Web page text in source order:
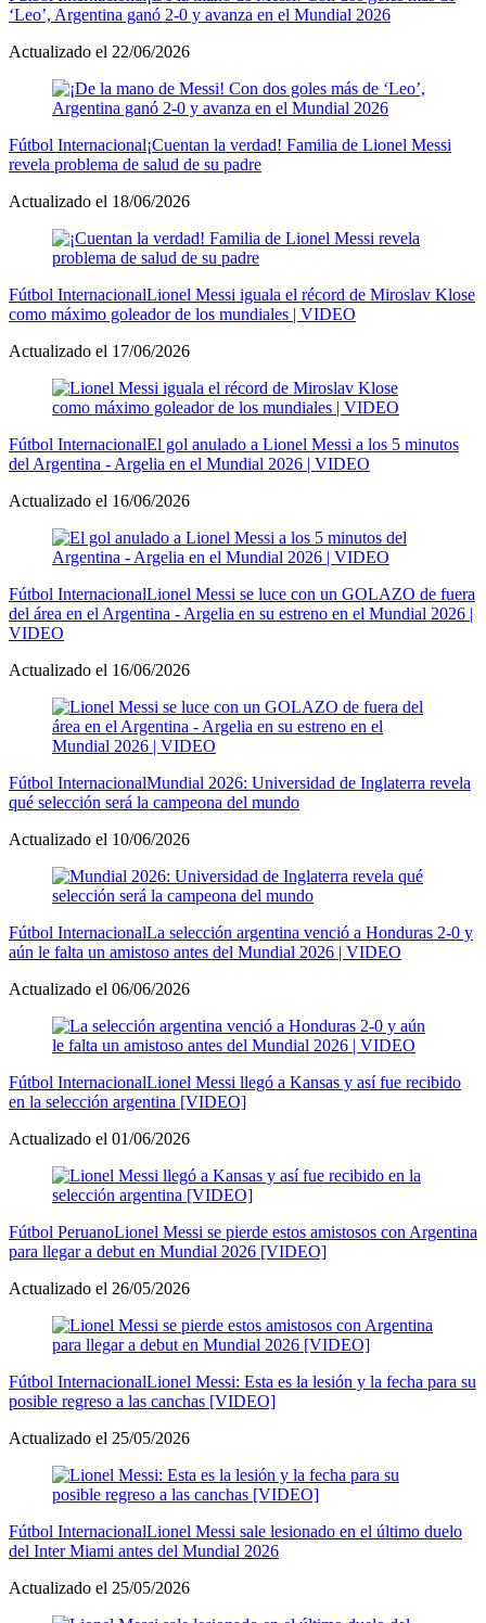
‘Leo’, Argentina ganó 2-0 y avanza en el Mundial 2026
Actualizado el 22/06/2026
Fútbol Internacional¡Cuentan la verdad! Familia de Lionel Messi
revela problema de salud de su padre
Actualizado el 18/06/2026
Fútbol InternacionalLionel Messi iguala el récord de Miroslav Klose
como máximo goleador de los mundiales | VIDEO
Actualizado el 17/06/2026
Fútbol InternacionalEl gol anulado a Lionel Messi a los 5 minutos
del Argentina - Argelia en el Mundial 2026 | VIDEO
Actualizado el 16/06/2026
Fútbol InternacionalLionel Messi se luce con un GOLAZO de fuera
del área en el Argentina - Argelia en su estreno en el Mundial 2026 |
VIDEO
Actualizado el 16/06/2026
Fútbol InternacionalMundial 2026: Universidad de Inglaterra revela
qué selección será la campeona del mundo
Actualizado el 10/06/2026
Fútbol InternacionalLa selección argentina venció a Honduras 2-0 y
aún le falta un amistoso antes del Mundial 2026 | VIDEO
Actualizado el 06/06/2026
Fútbol InternacionalLionel Messi llegó a Kansas y así fue recibido
en la selección argentina [VIDEO]
Actualizado el 01/06/2026
Fútbol PeruanoLionel Messi se pierde estos amistosos con Argentina
para llegar a debut en Mundial 2026 [VIDEO]
Actualizado el 26/05/2026
Fútbol InternacionalLionel Messi: Esta es la lesión y la fecha para su
posible regreso a las canchas [VIDEO]
Actualizado el 25/05/2026
Fútbol InternacionalLionel Messi sale lesionado en el último duelo
del Inter Miami antes del Mundial 2026
Actualizado el 25/05/2026